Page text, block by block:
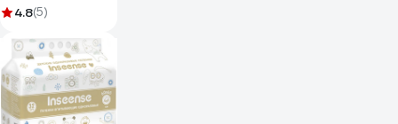
односекционный
4.8(5)